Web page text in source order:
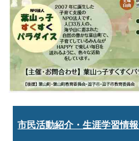
市民活動紹介・生涯学習情